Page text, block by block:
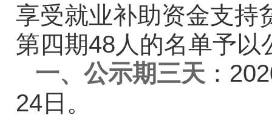
享受就业补助资金支持
第四期48人的名单予以
一、公示期三天 ：
24日。